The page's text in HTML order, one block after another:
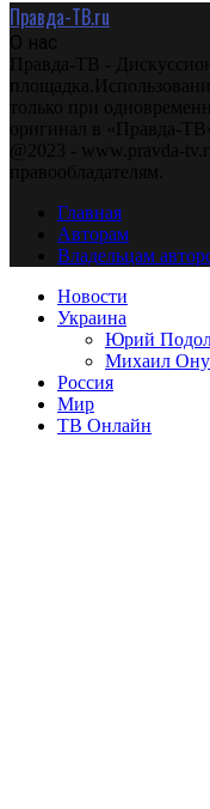
Правда-ТВ.ru
О нас
Правда-ТВ -
только при
оригинал в «Правда-ТВ»
@2023 - www.pravda-
правообладателям.
Главная
Авторам
Владельцам
Новости
Украина
Юрий
Михаил
Россия
Мир
ТВ Онлайн